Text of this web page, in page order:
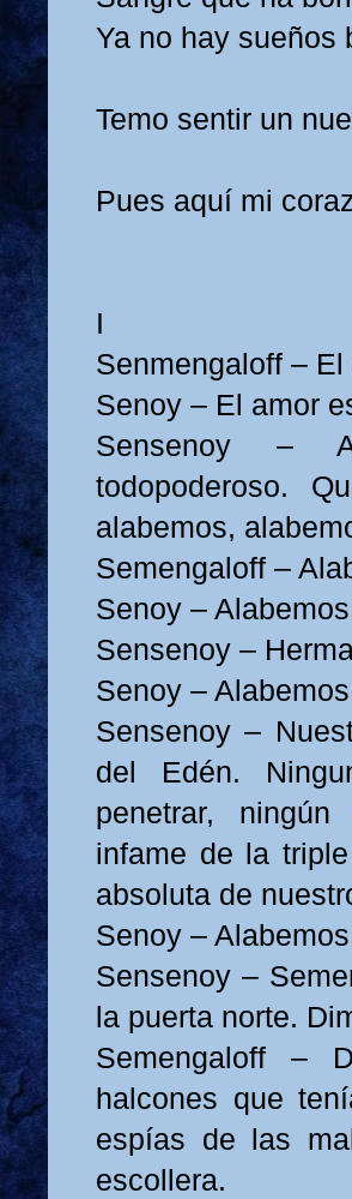
Ya no hay sueños
Temo sentir un
Pues aquí mi
I
Senmengaloff –
Senoy – El amor
Sensenoy –
todopoderoso.
alabemos,
Semengaloff –
Senoy –
Sensenoy –
Senoy –
Sensenoy –
del Edén.
penetrar, ningún
infame de la
absoluta de
Senoy –
Sensenoy –
la puerta norte.
Semengaloff –
halcones que
espías de las
escollera.